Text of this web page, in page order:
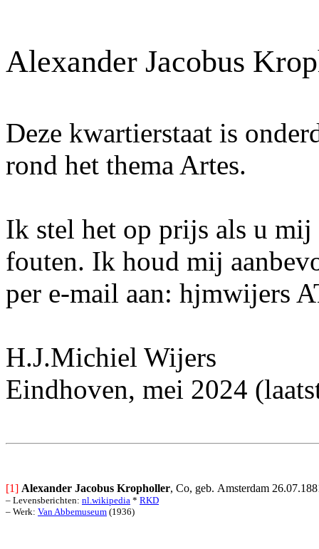
Alexander Jacobus
Deze kwartierstaat is
rond het thema Artes.
Ik stel het op prijs als u mij
fouten. Ik houd mij
per e-mail aan: hjmwijers
H.J.Michiel Wijers
Eindhoven, mei 2024
[1] Alexander Jacobus Kropholler, Co, geb. Amsterdam
– Levensberichten: nl.wikipedia * RKD
– Werk: Van Abbemuseum (1936)